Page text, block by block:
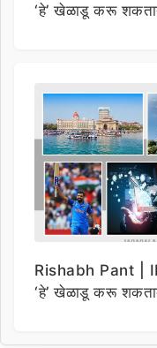
‘हे’ खेळाडू करू
Rishabh Pant |
‘हे’ खेळाडू करू